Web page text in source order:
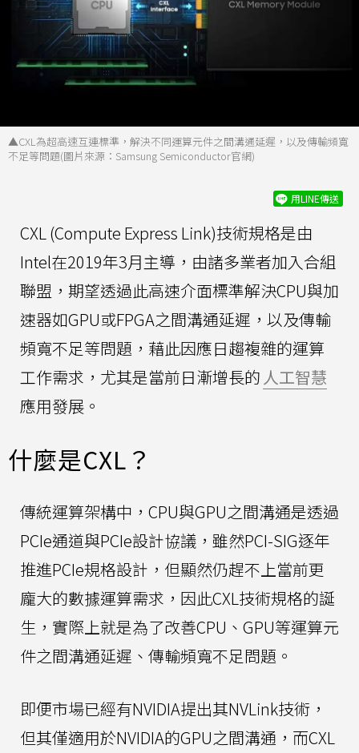
▲CXL為超高速互連標準，解決不同運算元件之間溝通延遲，以及傳輸頻寬
不足等問題(圖片來源：Samsung Semiconductor官網)
用LINE傳送
CXL (Compute Express Link)技術規格是由
Intel在2019年3月主導，由諸多業者加入合組
聯盟，期望透過此高速介面標準解決CPU與加
速器如GPU或FPGA之間溝通延遲，以及傳輸
頻寬不足等問題，藉此因應日趨複雜的運算
工作需求，尤其是當前日漸增長的 人工智慧
應用發展。
什麼是CXL？
傳統運算架構中，CPU與GPU之間溝通是透過
PCIe通道與PCIe設計協議，雖然PCI-SIG逐年
推進PCIe規格設計，但顯然仍趕不上當前更
龐大的數據運算需求，因此CXL技術規格的誕
生，實際上就是為了改善CPU、GPU等運算元
件之間溝通延遲、傳輸頻寬不足問題。
即便市場已經有NVIDIA提出其NVLink技術，
但其僅適用於NVIDIA的GPU之間溝通，而CXL